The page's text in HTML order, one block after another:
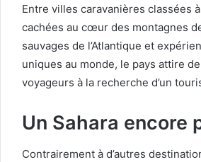
Entre villes caravanières classées à
cachées au cœur des montagnes
sauvages de l’Atlantique et
uniques au monde, le pays attire
voyageurs à la recherche d’un
Un Sahara encore
Contrairement à d’autres